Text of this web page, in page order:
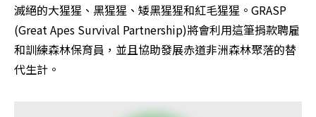
滅絕的大猩猩、黑猩猩、矮黑猩猩和紅毛猩猩。GRASP
(Great Apes Survival Partnership)將會利用這筆捐款聘雇
和訓練森林保育員，並且協助發展赤道非洲森林聚落的替
代生計。